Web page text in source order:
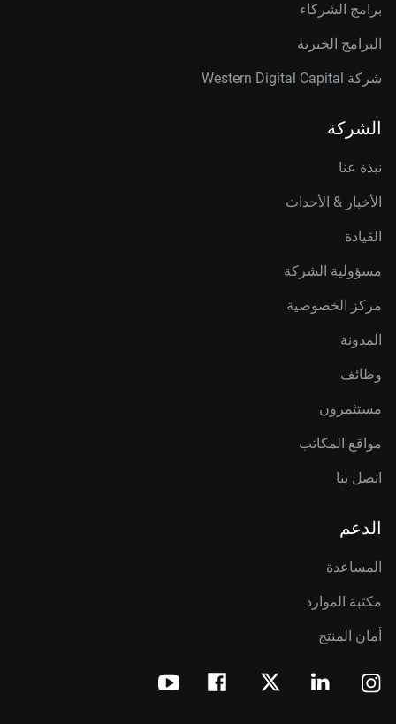
برامج الشركاء
البرامج الخيرية
شركة Western Digital Capital
الشركة
نبذة عنا
الأخبار & الأحداث
القيادة
مسؤولية الشركة
مركز الخصوصية
المدونة
وظائف
مستثمرون
مواقع المكاتب
اتصل بنا
الدعم
المساعدة
مكتبة الموارد
أمان المنتج